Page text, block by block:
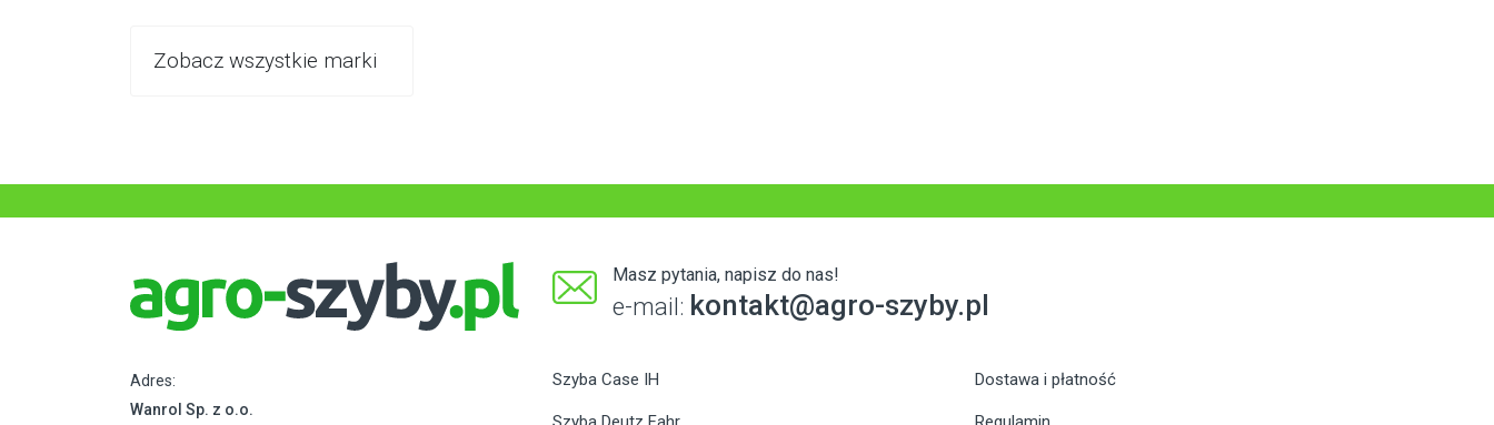
Zobacz wszystkie marki
Masz pytania, napisz do nas!
e-mail: kontakt@agro-szyby.pl
Adres:
Wanrol Sp. z o.o.
Szyba Case IH Dostawa i płatność